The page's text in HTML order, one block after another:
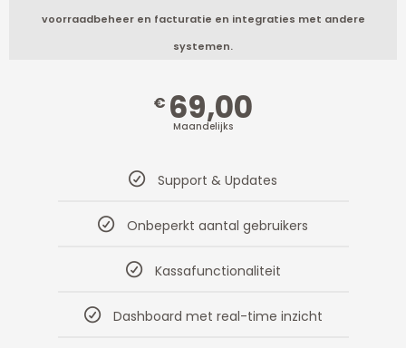
voorraadbeheer en facturatie en integraties met andere
systemen.
€ 69,00
Maandelijks
Support & Updates
Onbeperkt aantal gebruikers
Kassafunctionaliteit
Dashboard met real-time inzicht